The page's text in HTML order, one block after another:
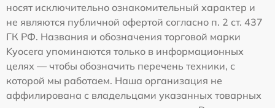
носят исключительно ознакомительный характер и
не являются публичной офертой согласно п. 2 ст. 437
ГК РФ. Названия и обозначения торговой марки
Kyocera упоминаются только в информационных
целях — чтобы обозначить перечень техники, с
которой мы работаем. Наша организация не
аффилирована с владельцами указанных товарных